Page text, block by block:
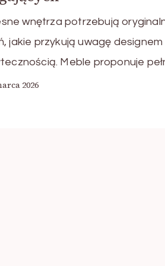
wnętrza potrzebują
jakie przykują uwagę designem
Meble proponuje
2026